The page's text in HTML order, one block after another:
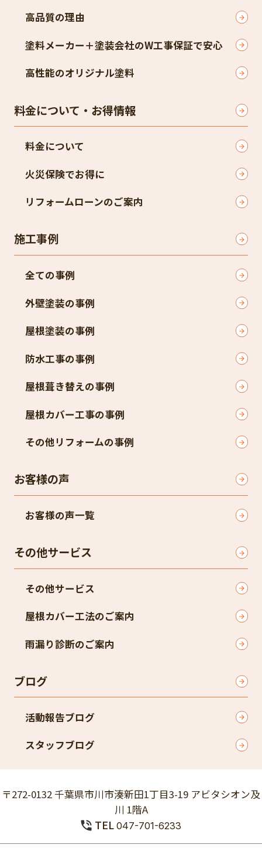
高品質の理由
塗料メーカー＋塗装会社のW工事保証で安心
高性能のオリジナル塗料
料金について・お得情報
料金について
火災保険でお得に
リフォームローンのご案内
施工事例
全ての事例
外壁塗装の事例
屋根塗装の事例
防水工事の事例
屋根葺き替えの事例
屋根カバー工事の事例
その他リフォームの事例
お客様の声
お客様の声一覧
その他サービス
その他サービス
屋根カバー工法のご案内
雨漏り診断のご案内
ブログ
活動報告ブログ
スタッフブログ
〒272-0132 千葉県市川市湊新田1丁目3-19 アビタシオン及
川 1階A
TEL 047-701-6233